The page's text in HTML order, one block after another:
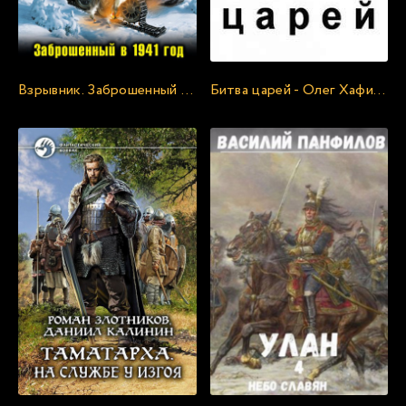
23
24
26
28
29
31
32
33
34
35
36
Взрывник. Заброшенный в 1941 год - Вадим Мельнюшкин Битва царей - Олег Хафизов